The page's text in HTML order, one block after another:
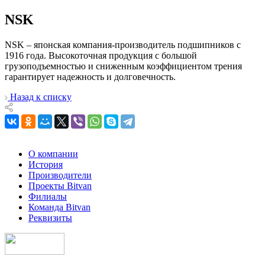
NSK
NSK – японская компания-производитель подшипников с
1916 года. Высокоточная продукция с большой
грузоподъемностью и сниженным коэффициентом трения
гарантирует надежность и долговечность.
Назад к списку
О компании
История
Производители
Проекты Bitvan
Филиалы
Команда Bitvan
Реквизиты